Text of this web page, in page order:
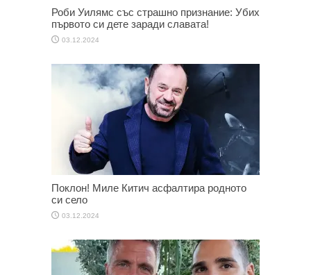
Роби Уилямс със страшно признание: Убих
първото си дете заради славата!
03.12.2024
Поклон! Миле Китич асфалтира родното
си село
03.12.2024